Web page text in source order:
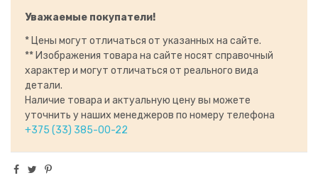
Уважаемые покупатели!
* Цены могут отличаться от указанных на сайте.
** Изображения товара на сайте носят справочный
характер и могут отличаться от реального вида
детали.
Наличие товара и актуальную цену вы можете
уточнить у наших менеджеров по номеру телефона
+375 (33) 385-00-22